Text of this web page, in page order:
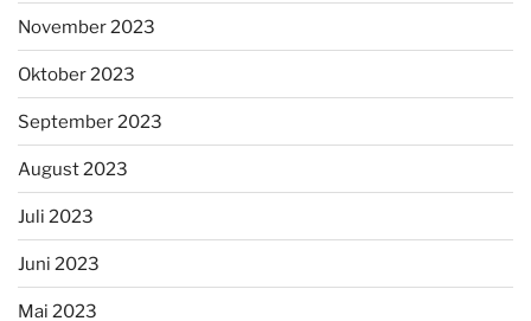
November 2023
Oktober 2023
September 2023
August 2023
Juli 2023
Juni 2023
Mai 2023